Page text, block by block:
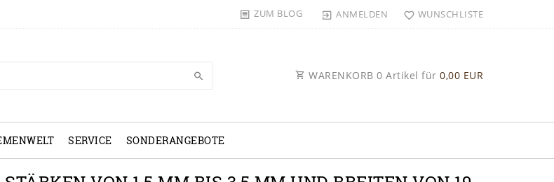
ZUM BLOG ANMELDEN WUNSCHLISTE
WARENKORB 0 Artikel für 0,00 EUR
SERVICE SONDERANGEBOTE